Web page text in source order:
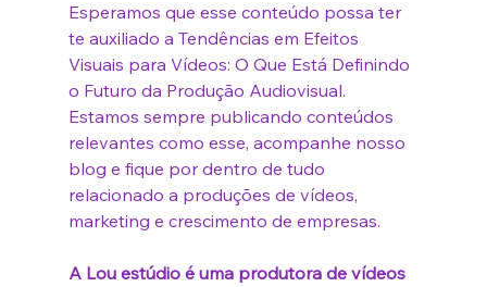
Esperamos que esse conteúdo possa ter
te auxiliado a Tendências em Efeitos
Visuais para Vídeos: O Que Está Definindo
o Futuro da Produção Audiovisual.
Estamos sempre publicando conteúdos
relevantes como esse, acompanhe nosso
blog e fique por dentro de tudo
relacionado a produções de vídeos,
marketing e crescimento de empresas.
A Lou estúdio é uma produtora de vídeos